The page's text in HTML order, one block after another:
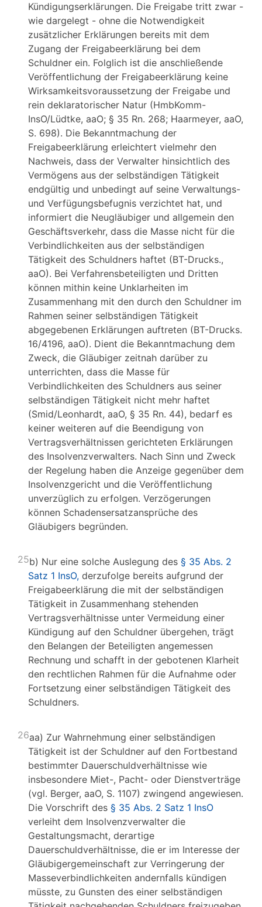
Kündigungserklärungen. Die Freigabe tritt zwar -
wie dargelegt - ohne die Notwendigkeit
zusätzlicher Erklärungen bereits mit dem
Zugang der Freigabeerklärung bei dem
Schuldner ein. Folglich ist die anschließende
Veröffentlichung der Freigabeerklärung keine
Wirksamkeitsvoraussetzung der Freigabe und
rein deklaratorischer Natur (HmbKomm-
InsO/Lüdtke, aaO; § 35 Rn. 268; Haarmeyer, aaO,
S. 698). Die Bekanntmachung der
Freigabeerklärung erleichtert vielmehr den
Nachweis, dass der Verwalter hinsichtlich des
Vermögens aus der selbständigen Tätigkeit
endgültig und unbedingt auf seine Verwaltungs-
und Verfügungsbefugnis verzichtet hat, und
informiert die Neugläubiger und allgemein den
Geschäftsverkehr, dass die Masse nicht für die
Verbindlichkeiten aus der selbständigen
Tätigkeit des Schuldners haftet (BT-Drucks.,
aaO). Bei Verfahrensbeteiligten und Dritten
können mithin keine Unklarheiten im
Zusammenhang mit den durch den Schuldner im
Rahmen seiner selbständigen Tätigkeit
abgegebenen Erklärungen auftreten (BT-Drucks.
16/4196, aaO). Dient die Bekanntmachung dem
Zweck, die Gläubiger zeitnah darüber zu
unterrichten, dass die Masse für
Verbindlichkeiten des Schuldners aus seiner
selbständigen Tätigkeit nicht mehr haftet
(Smid/Leonhardt, aaO, § 35 Rn. 44), bedarf es
keiner weiteren auf die Beendigung von
Vertragsverhältnissen gerichteten Erklärungen
des Insolvenzverwalters. Nach Sinn und Zweck
der Regelung haben die Anzeige gegenüber dem
Insolvenzgericht und die Veröffentlichung
unverzüglich zu erfolgen. Verzögerungen
können Schadensersatzansprüche des
Gläubigers begründen.
25b) Nur eine solche Auslegung des § 35 Abs. 2
Satz 1 InsO, derzufolge bereits aufgrund der
Freigabeerklärung die mit der selbständigen
Tätigkeit in Zusammenhang stehenden
Vertragsverhältnisse unter Vermeidung einer
Kündigung auf den Schuldner übergehen, trägt
den Belangen der Beteiligten angemessen
Rechnung und schafft in der gebotenen Klarheit
den rechtlichen Rahmen für die Aufnahme oder
Fortsetzung einer selbständigen Tätigkeit des
Schuldners.
26aa) Zur Wahrnehmung einer selbständigen
Tätigkeit ist der Schuldner auf den Fortbestand
bestimmter Dauerschuldverhältnisse wie
insbesondere Miet-, Pacht- oder Dienstverträge
(vgl. Berger, aaO, S. 1107) zwingend angewiesen.
Die Vorschrift des § 35 Abs. 2 Satz 1 InsO
verleiht dem Insolvenzverwalter die
Gestaltungsmacht, derartige
Dauerschuldverhältnisse, die er im Interesse der
Gläubigergemeinschaft zur Verringerung der
Masseverbindlichkeiten andernfalls kündigen
müsste, zu Gunsten des einer selbständigen